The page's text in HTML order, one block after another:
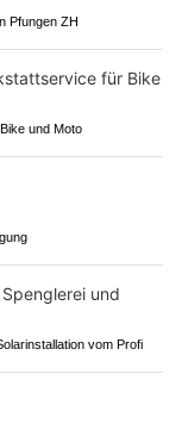
Pfungen ZH
und Moto
vom Profi